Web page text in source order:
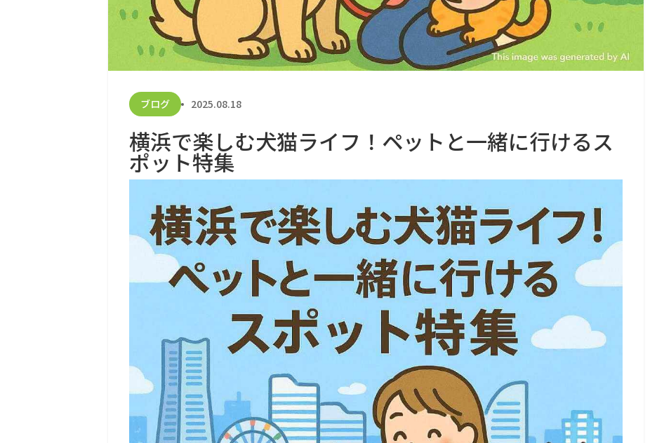
ブログ 2025.08.18
横浜で楽しむ犬猫ライフ！ペットと一緒に行けるス
ポット特集